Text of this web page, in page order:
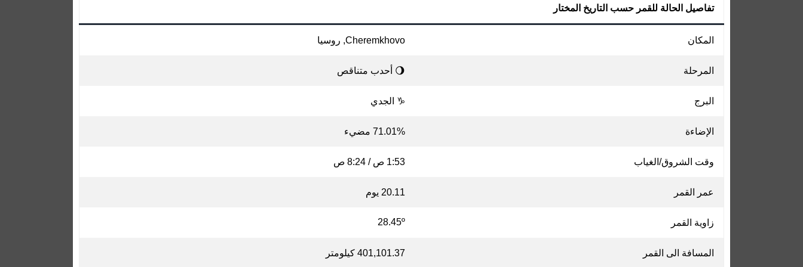
تفاصيل الحالة للقمر حسب التاريخ المختار
المكان Cheremkhovo, روسيا
المرحلة 🌖 أحدب متناقص
البرج ♑ الجدي
الإضاءة 71.01% مضيء
وقت الشروق/الغياب 1:53 ص / 8:24 ص
عمر القمر 20.11 يوم
زاوية القمر 28.45º
المسافة الى القمر 401,101.37 كيلومتر